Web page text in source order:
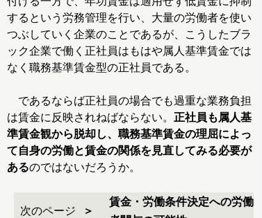
するという労務管理を行い、大量の労働者を使い
つぶしていく企業のことであるが、こうしたブラ
ック企業で働く正社員はもはや属人基準賃金では
なく職務基準賃金型の正社員である。
であるならば正社員の場合でも過重な業務負担
は賃金に反映されねばならない。 正社員も属人基
準賃金観から脱却し、職務基準賃金の理屈によっ
て自身の労働と賃金の関係を見直してみる必要が
あるのではないだろうか。
次のページ
賃金・労働条件決定への労働